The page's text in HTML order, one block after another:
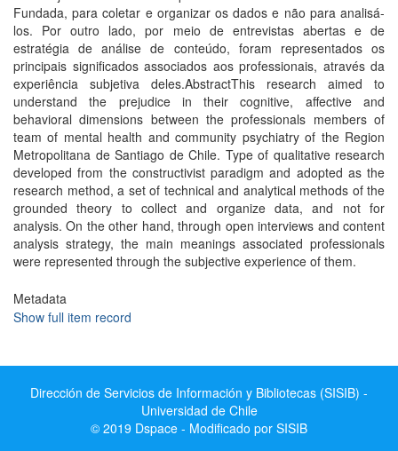
Fundada, para coletar e organizar os dados e não para analisá-
los. Por outro lado, por meio de entrevistas abertas e de
estratégia de análise de conteúdo, foram representados os
principais significados associados aos professionais, através da
experiência subjetiva deles.AbstractThis research aimed to
understand the prejudice in their cognitive, affective and
behavioral dimensions between the professionals members of
team of mental health and community psychiatry of the Region
Metropolitana de Santiago de Chile. Type of qualitative research
developed from the constructivist paradigm and adopted as the
research method, a set of technical and analytical methods of the
grounded theory to collect and organize data, and not for
analysis. On the other hand, through open interviews and content
analysis strategy, the main meanings associated professionals
were represented through the subjective experience of them.
Metadata
Show full item record
Dirección de Servicios de Información y Bibliotecas (SISIB) -
Universidad de Chile
© 2019 Dspace - Modificado por SISIB